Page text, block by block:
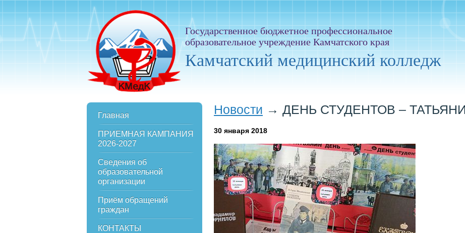
Государственное бюджетное профессиональное
образовательное учреждение Камчатского края
Камчатский медицинский колледж
Главная
ПРИЕМНАЯ КАМПАНИЯ
2026-2027
Сведения об
образовательной
организации
Приём обращений
граждан
КОНТАКТЫ
Новости → ДЕНЬ СТУДЕНТОВ –
30 января 2018